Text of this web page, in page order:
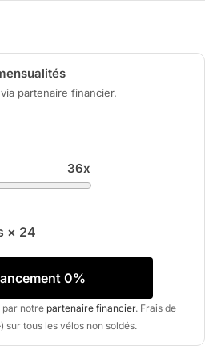
partenaire financier.
36x
× 24
0%
par notre partenaire financier. Frais de
sur tous les vélos non soldés.